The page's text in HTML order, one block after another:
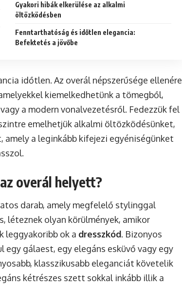
Gyakori hibák elkerülése az alkalmi
öltözködésben
Fenntarthatóság és időtlen elegancia:
Befektetés a jövőbe
időtlen. Az overál népszerűsége ellenére
kiemelkedhetünk a tömegből,
a modern vonalvezetésről. Fedezzük fel
emelhetjük alkalmi öltözködésünket,
a leginkább kifejezi egyéniségünket
overál helyett?
darab, amely megfelelő stylinggal
léteznek olyan körülmények, amikor
leggyakoribb ok a dresszkód. Bizonyos
egy gálaest, egy elegáns esküvő vagy egy
klasszikusabb eleganciát követelik
kétrészes szett sokkal inkább illik a